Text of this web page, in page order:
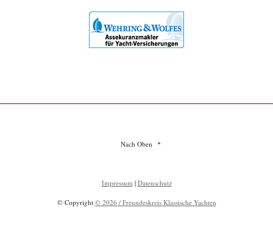
Nach Oben
Impressum | Datenschutz
© Copyright © 2026 / Freundeskreis Klassische Yachten